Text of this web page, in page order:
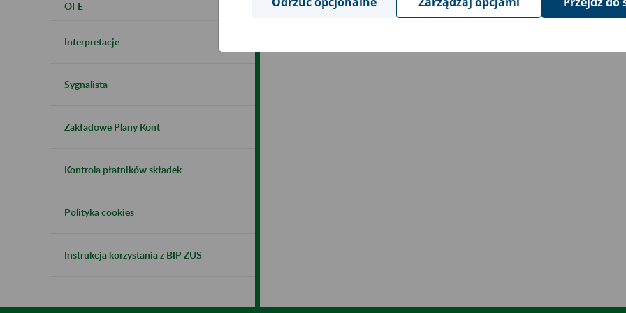
OFE
Interpretacje
Sygnalista
Zakładowe Plany Kont
Kontrola płatników składek
Polityka cookies
Instrukcja korzystania z BIP ZUS